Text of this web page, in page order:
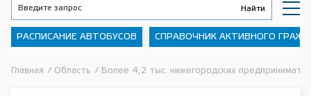
РАСПИСАНИЕ АВТОБУСОВ СПРАВОЧНИК АКТИВНОГО
Главная / Область / Более 4,2 тыс. нижегородских